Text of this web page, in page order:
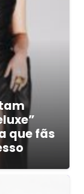
que fãs